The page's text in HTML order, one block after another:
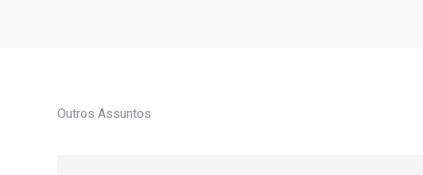
Outros Assuntos